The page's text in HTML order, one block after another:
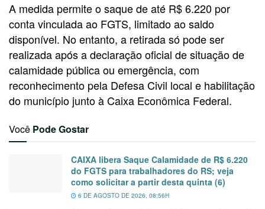
A medida permite o saque de até R$ 6.220 por
conta vinculada ao FGTS, limitado ao saldo
disponível. No entanto, a retirada só pode ser
realizada após a declaração oficial de situação de
calamidade pública ou emergência, com
reconhecimento pela Defesa Civil local e habilitação
do município junto à Caixa Econômica Federal.
Você Pode Gostar
CAIXA libera Saque Calamidade de R$ 6.220
do FGTS para trabalhadores do RS; veja
como solicitar a partir desta quinta (6)
6 DE AGOSTO DE 2026, 08:56H